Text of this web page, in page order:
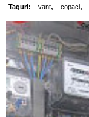
Taguri: vant, copaci,